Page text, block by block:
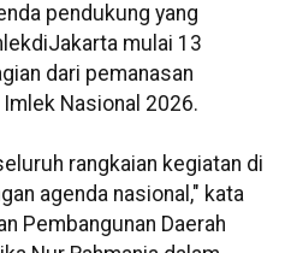
pendukung yang
mulai 13
dari pemanasan
Nasional 2026.
rangkaian kegiatan di
agenda nasional," kata
Pembangunan Daerah